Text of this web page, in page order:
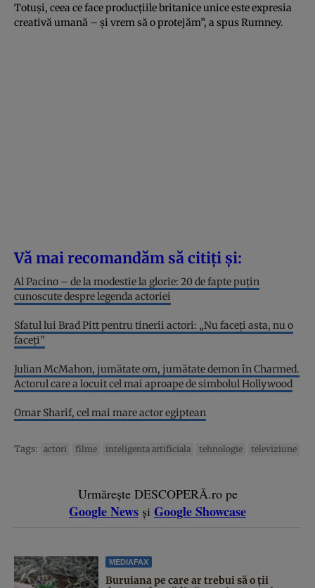
Totuși, ceea ce face producțiile britanice unice este expresia
creativă umană – și vrem să o protejăm”, a spus Rumney.
Vă mai recomandăm să citiți și:
Al Pacino – de la modestie la glorie: 20 de fapte puțin
cunoscute despre legenda actoriei
Sfatul lui Brad Pitt pentru tinerii actori: „Nu faceți asta, nu o
faceți”
Julian McMahon, jumătate om, jumătate demon în Charmed.
Actorul care a locuit cel mai aproape de simbolul Hollywood
Omar Sharif, cel mai mare actor egiptean
Tags: actori filme inteligenta artificiala tehnologie televiziune
Urmărește DESCOPERĂ.ro pe
Google News și Google Showcase
MEDIAFAX
Buruiana pe care ar trebui să o ții